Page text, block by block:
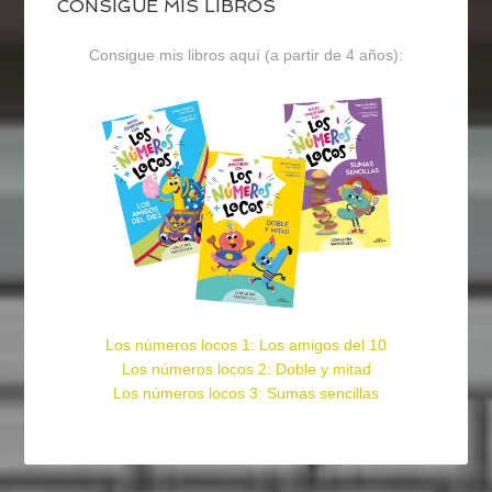
CONSIGUE MIS LIBROS
Consigue mis libros aquí (a partir de 4 años):
Los números locos 1: Los amigos del 10
Los números locos 2: Doble y mitad
Los números locos 3: Sumas sencillas